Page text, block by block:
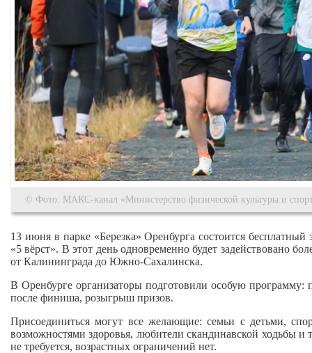
© Фото: МАКС-канал «Министерство физической культуры и
13 июня в парке «Березка» Оренбурга состоится
«5 вёрст». В этот день одновременно будет задействовано
от Калининграда до Южно-Сахалинска.
В Оренбурге организаторы подготовили особую
после финиша, розыгрыш призов.
Присоединиться могут все желающие: семьи с детьми,
возможностями здоровья, любители скандинавской ходьбы
не требуется, возрастных ограничений нет.